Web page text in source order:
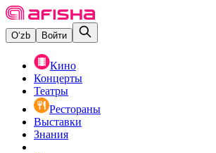
O‘zb Войти
Кино
Концерты
Театры
Рестораны
Выставки
Знания